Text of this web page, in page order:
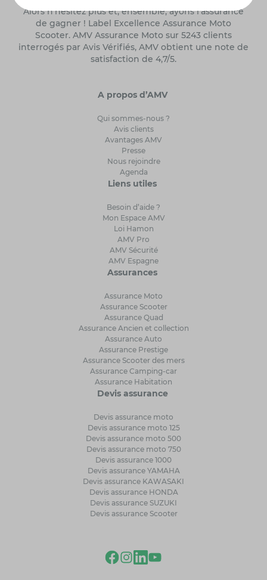
Alors n'hésitez plus et, ensemble, ayons l'assurance
de gagner ! Label Excellence Assurance Moto
Scooter. AMV Assurance Moto sur 5243 clients
interrogés par Avis Vérifiés, AMV obtient une note de
satisfaction de 4,7/5.
A propos d’AMV
Qui sommes-nous ?
Avis clients
Avantages AMV
Presse
Nous rejoindre
Agenda
Liens utiles
Besoin d’aide ?
Mon Espace AMV
Loi Hamon
AMV Pro
AMV Sécurité
AMV Espagne
Assurances
Assurance Moto
Assurance Scooter
Assurance Quad
Assurance Ancien et collection
Assurance Auto
Assurance Prestige
Assurance Scooter des mers
Assurance Camping-car
Assurance Habitation
Devis assurance
Devis assurance moto
Devis assurance moto 125
Devis assurance moto 500
Devis assurance moto 750
Devis assurance 1000
Devis assurance YAMAHA
Devis assurance KAWASAKI
Devis assurance HONDA
Devis assurance SUZUKI
Devis assurance Scooter